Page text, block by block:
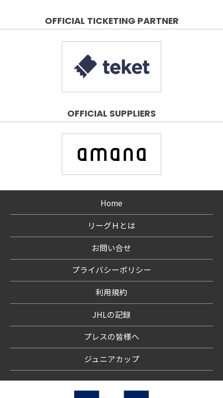
OFFICIAL TICKETING PARTNER
OFFICIAL SUPPLIERS
Home
リーグＨとは
お問い合せ
プライバシーポリシー
利用規約
JHLの記録
プレスの皆様へ
ジュニアカップ